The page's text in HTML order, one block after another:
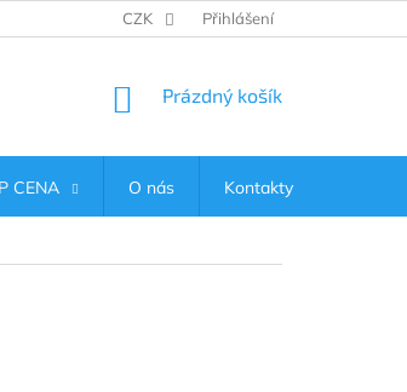
CZK Přihlášení
NÁKUPNÍ
Prázdný košík
CENA O nás Kontakty